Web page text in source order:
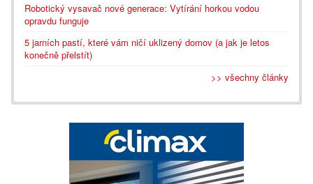
Robotický vysavač nové generace: Vytírání horkou vodou
opravdu funguje
5 jarních pastí, které vám ničí uklizený domov (a jak je letos
konečně přelstít)
>> všechny články